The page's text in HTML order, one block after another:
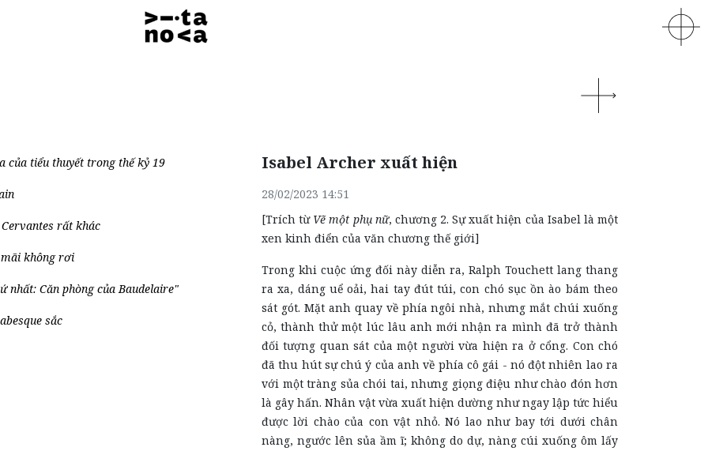
của tiểu thuyết trong thế kỷ 19
rất khác
không rơi
nhất: Căn phòng của Baudelaire"
sắc
Isabel Archer xuất hiện
28/02/2023 14:51
[Trích từ Vẽ một phụ nữ, chương 2. Sự xuất hiện của Isabel là một
xen kinh điển của văn chương thế giới]
Trong khi cuộc ứng đối này diễn ra, Ralph Touchett lang thang
ra xa, dáng uể oải, hai tay đút túi, con chó sục ồn ào bám theo
sát gót. Mặt anh quay về phía ngôi nhà, nhưng mắt chúi xuống
cỏ, thành thử một lúc lâu anh mới nhận ra mình đã trở thành
đối tượng quan sát của một người vừa hiện ra ở cổng. Con chó
đã thu hút sự chú ý của anh về phía cô gái - nó đột nhiên lao ra
với một tràng sủa chói tai, nhưng giọng điệu như chào đón hơn
là gây hấn. Nhân vật vừa xuất hiện dường như ngay lập tức hiểu
được lời chào của con vật nhỏ. Nó lao như bay tới dưới chân
nàng, ngước lên sủa ầm ĩ; không do dự, nàng cúi xuống ôm lấy